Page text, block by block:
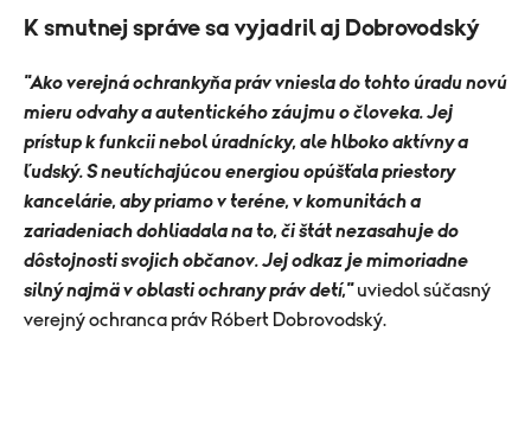
K smutnej správe sa vyjadril aj Dobrovodský
"Ako verejná ochrankyňa práv vniesla do tohto úradu novú
mieru odvahy a autentického záujmu o človeka. Jej
prístup k funkcii nebol úradnícky, ale hlboko aktívny a
ľudský. S neutíchajúcou energiou opúšťala priestory
kancelárie, aby priamo v teréne, v komunitách a
zariadeniach dohliadala na to, či štát nezasahuje do
dôstojnosti svojich občanov. Jej odkaz je mimoriadne
silný najmä v oblasti ochrany práv detí,"uviedol súčasný
verejný ochranca práv Róbert Dobrovodský.